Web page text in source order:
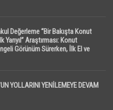
Değerleme “Bir Bakışta Konut
Yarıyıl” Araştırması: Konut
Görünüm Sürerken, İlk El ve
YOLLARINI YENİLEMEYE DEVAM